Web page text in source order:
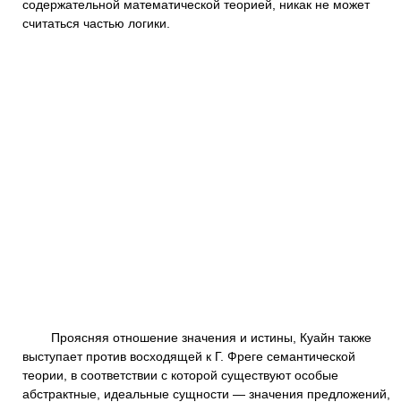
содержательной математической теорией, никак не может
считаться частью логики.
Проясняя отношение значения и истины, Куайн также
выступает против восходящей к Г. Фреге семантической
теории, в соответствии с которой существуют особые
абстрактные, идеальные сущности — значения предложений,